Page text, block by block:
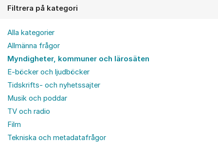
Filtrera på kategori
Alla kategorier
Allmänna frågor
Myndigheter, kommuner och lärosäten
E-böcker och ljudböcker
Tidskrifts- och nyhetssajter
Musik och poddar
TV och radio
Film
Tekniska och metadatafrågor